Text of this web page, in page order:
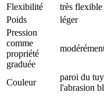
Flexibilité
très flexible
Poids
léger
Pression
comme
propriété
graduée
Couleur
paroi du
l'abrasion